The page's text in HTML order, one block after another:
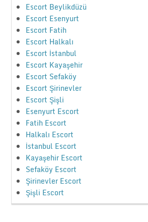
Escort Beylikdüzü
Escort Esenyurt
Escort Fatih
Escort Halkalı
Escort İstanbul
Escort Kayaşehir
Escort Sefaköy
Escort Şirinevler
Escort Şişli
Esenyurt Escort
Fatih Escort
Halkalı Escort
İstanbul Escort
Kayaşehir Escort
Sefaköy Escort
Şirinevler Escort
Şişli Escort